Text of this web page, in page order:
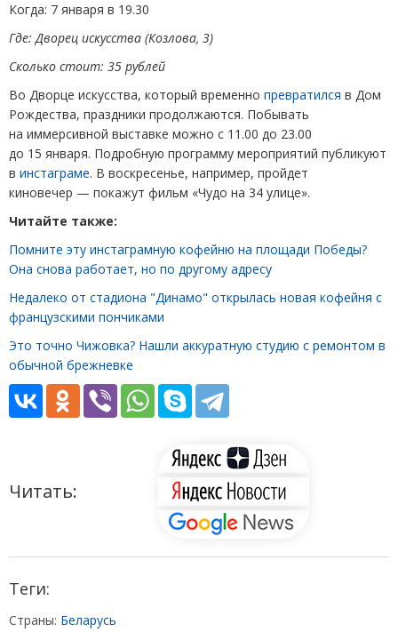
Когда: 7 января в 19.30
Где: Дворец искусства (Козлова, 3)
Сколько стоит: 35 рублей
Во Дворце искусства, который временно превратился в Дом
Рождества, праздники продолжаются. Побывать
на иммерсивной выставке можно с 11.00 до 23.00
до 15 января. Подробную программу мероприятий публикуют
в инстаграме. В воскресенье, например, пройдет
киновечер — покажут фильм «Чудо на 34 улице».
Читайте также:
Помните эту инстаграмную кофейню на площади Победы?
Она снова работает, но по другому адресу
Недалеко от стадиона "Динамо" открылась новая кофейня с
французскими пончиками
Это точно Чижовка? Нашли аккуратную студию с ремонтом в
обычной брежневке
Читать:
Теги:
Страны: Беларусь